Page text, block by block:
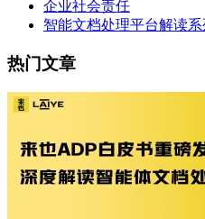
企业社会责任
智能文档处理平台解读系
热门文章